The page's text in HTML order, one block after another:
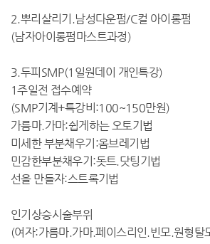
2.뿌리살리기.남성다운펌/C컬 아이롱펌
(남자아이롱펌마스트과정)
3.두피SMP(1일원데이 개인특강)
1주일전 접수예약
(SMP기계+특강비:100~150만원)
가름마.가마:쉽게하는 오토기법
미세한 부분채우기:옴브레기법
민감한부분채우기:돗트.닷팅기법
선을 만들자:스트록기법
인기상승시술부위
(여자:가름마.가마.페이스리인.빈모.원형탈